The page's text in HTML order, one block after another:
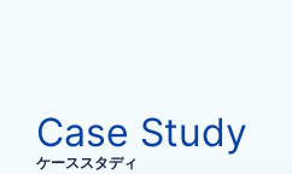
Case Study
ケーススタディ